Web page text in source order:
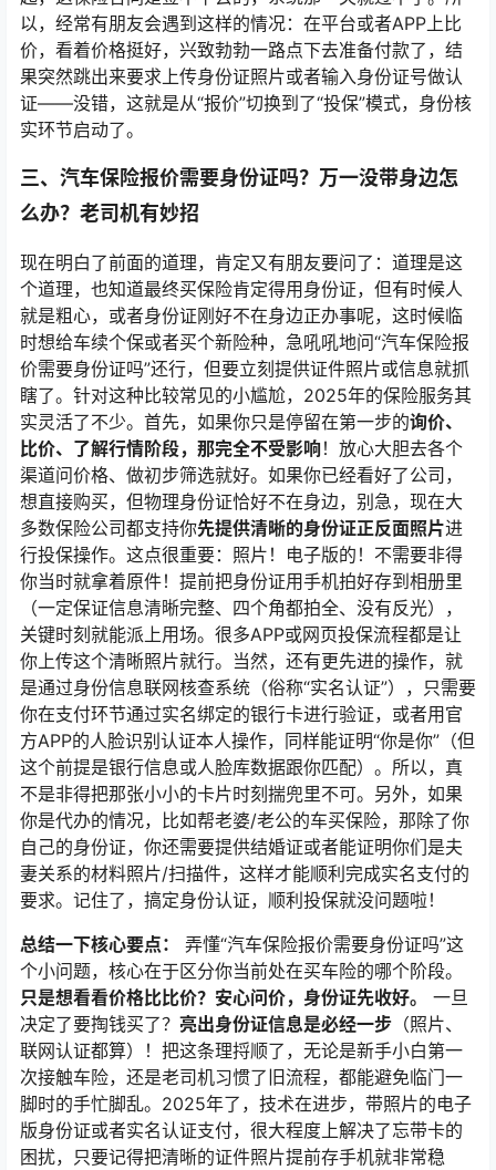
以，经常有朋友会遇到这样的情况：在平台或者APP上比
价，看着价格挺好，兴致勃勃一路点下去准备付款了，结
果突然跳出来要求上传身份证照片或者输入身份证号做认
证——没错，这就是从“报价”切换到了“投保”模式，身份核
实环节启动了。
三、汽车保险报价需要身份证吗？万一没带身边怎
么办？老司机有妙招
现在明白了前面的道理，肯定又有朋友要问了：道理是这
个道理，也知道最终买保险肯定得用身份证，但有时候人
就是粗心，或者身份证刚好不在身边正办事呢，这时候临
时想给车续个保或者买个新险种，急吼吼地问“汽车保险报
价需要身份证吗”还行，但要立刻提供证件照片或信息就抓
瞎了。针对这种比较常见的小尴尬，2025年的保险服务其
实灵活了不少。首先，如果你只是停留在第一步的询价、
比价、了解行情阶段，那完全不受影响！放心大胆去各个
渠道问价格、做初步筛选就好。如果你已经看好了公司，
想直接购买，但物理身份证恰好不在身边，别急，现在大
多数保险公司都支持你先提供清晰的身份证正反面照片进
行投保操作。这点很重要：照片！电子版的！不需要非得
你当时就拿着原件！提前把身份证用手机拍好存到相册里
（一定保证信息清晰完整、四个角都拍全、没有反光），
关键时刻就能派上用场。很多APP或网页投保流程都是让
你上传这个清晰照片就行。当然，还有更先进的操作，就
是通过身份信息联网核查系统（俗称“实名认证”），只需要
你在支付环节通过实名绑定的银行卡进行验证，或者用官
方APP的人脸识别认证本人操作，同样能证明“你是你”（但
这个前提是银行信息或人脸库数据跟你匹配）。所以，真
不是非得把那张小小的卡片时刻揣兜里不可。另外，如果
你是代办的情况，比如帮老婆/老公的车买保险，那除了你
自己的身份证，你还需要提供结婚证或者能证明你们是夫
妻关系的材料照片/扫描件，这样才能顺利完成实名支付的
要求。记住了，搞定身份认证，顺利投保就没问题啦！
总结一下核心要点：
弄懂“汽车保险报价需要身份证吗”这
个小问题，核心在于区分你当前处在买车险的哪个阶段。
只是想看看价格比比价？安心问价，身份证先收好。
一旦
决定了要掏钱买了？ 亮出身份证信息是必经一步 （照片、
联网认证都算）！把这条理捋顺了，无论是新手小白第一
次接触车险，还是老司机习惯了旧流程，都能避免临门一
脚时的手忙脚乱。2025年了，技术在进步，带照片的电子
版身份证或者实名认证支付，很大程度上解决了忘带卡的
困扰，只要记得把清晰的证件照片提前存手机就非常稳